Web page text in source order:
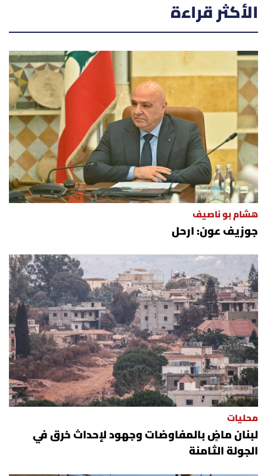
الأكثر قراءة
هشام بو ناصيف
جوزيف عون: ارحل
محليات
لبنان ماضٍ بالمفاوضات وجهود لإحداث خرق في
الجولة الثامنة